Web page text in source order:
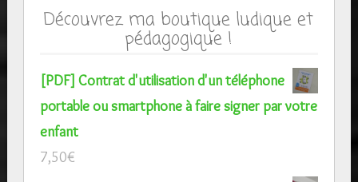
Découvrez ma boutique ludique et
pédagogique !
[PDF] Contrat d'utilisation d'un téléphone
portable ou smartphone à faire signer par votre
enfant
7,50€